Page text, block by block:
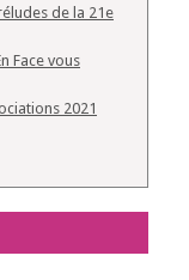
de la 21e
Face vous
2021